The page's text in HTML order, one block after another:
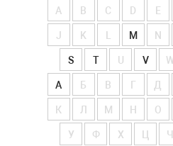
A B C D E
J K M N
S T V
А Б В Г Д
К Л М Н О
У Ф Х Ч